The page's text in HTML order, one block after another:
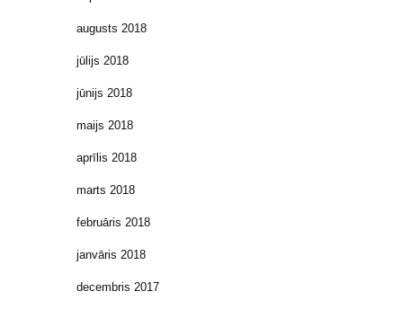
augusts 2018
jūlijs 2018
jūnijs 2018
maijs 2018
aprīlis 2018
marts 2018
februāris 2018
janvāris 2018
decembris 2017